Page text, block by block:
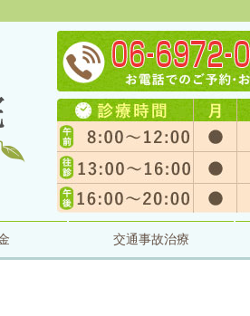
交通事故治療